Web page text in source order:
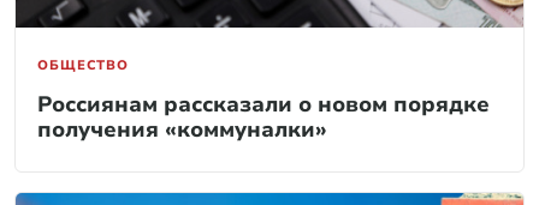
ОБЩЕСТВО
Россиянам рассказали о новом порядке
получения «коммуналки»